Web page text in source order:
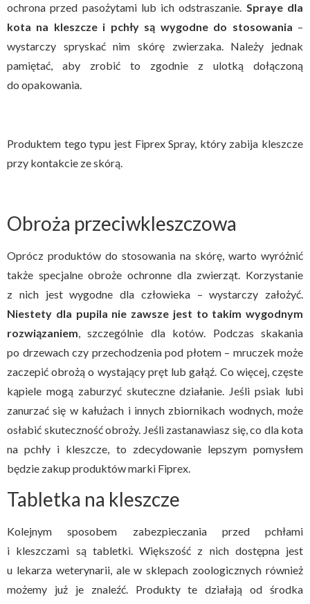
ochrona przed pasożytami lub ich odstraszanie. Spraye dla
kota na kleszcze i pchły są wygodne do stosowania –
wystarczy spryskać nim skórę zwierzaka. Należy jednak
pamiętać, aby zrobić to zgodnie z ulotką dołączoną
do opakowania.
Produktem tego typu jest Fiprex Spray, który zabija kleszcze
przy kontakcie ze skórą.
Obroża przeciwkleszczowa
Oprócz produktów do stosowania na skórę, warto wyróżnić
także specjalne obroże ochronne dla zwierząt. Korzystanie
z nich jest wygodne dla człowieka – wystarczy założyć.
Niestety dla pupila nie zawsze jest to takim wygodnym
rozwiązaniem, szczególnie dla kotów. Podczas skakania
po drzewach czy przechodzenia pod płotem – mruczek może
zaczepić obrożą o wystający pręt lub gałąź. Co więcej, częste
kąpiele mogą zaburzyć skuteczne działanie. Jeśli psiak lubi
zanurzać się w kałużach i innych zbiornikach wodnych, może
osłabić skuteczność obroży. Jeśli zastanawiasz się, co dla kota
na pchły i kleszcze, to zdecydowanie lepszym pomysłem
będzie zakup produktów marki Fiprex.
Tabletka na kleszcze
Kolejnym sposobem zabezpieczania przed pchłami
i kleszczami są tabletki. Większość z nich dostępna jest
u lekarza weterynarii, ale w sklepach zoologicznych również
możemy już je znaleźć. Produkty te działają od środka